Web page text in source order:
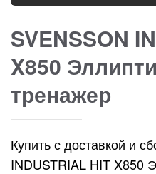
SVENSSON
X850
тренажер
Купить с доставкой и
INDUSTRIAL HIT X850